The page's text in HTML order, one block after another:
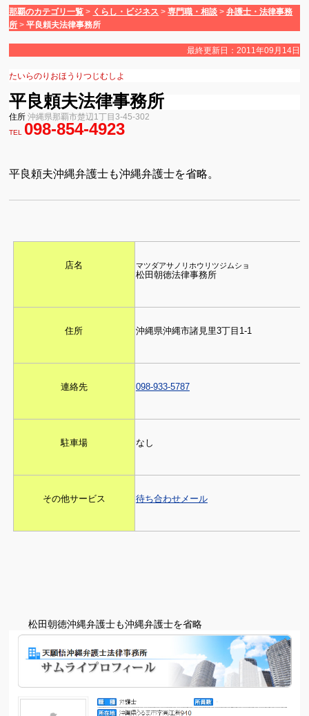
那覇のカテゴリ一覧 > くらし・ビジネス >専門職・相談 >弁護士・法律事務
所 >平良頼夫法律事務所
最終更新日： 2011年09 月 14日
たいらのりおほうりつじむしよ
平良頼夫法律事務所
住所 沖縄県那覇市楚辺1丁目3-45-302
TEL 098-854-4923
平良頼夫沖縄弁護士も沖縄弁護士を省略。
店名 マツダアサノリホウリツジムショ
松田朝徳法律事務所
住所 沖縄県沖縄市諸見里3丁目 1-1
連絡先 098-933-5787
駐車場 なし
その他サービス 待ち合わせメール
松田朝徳沖縄弁護士も沖縄弁護士を省略